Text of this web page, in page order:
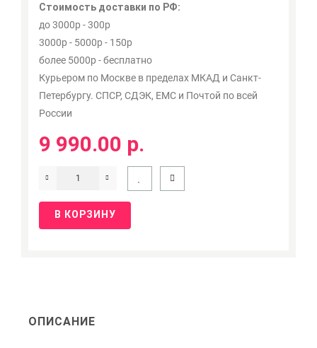
Стоимость доставки по РФ:
до 3000р - 300р
3000р - 5000р - 150р
более 5000р - бесплатно
Курьером по Москве в пределах МКАД и Санкт-
Петербургу. СПСР, СДЭК, ЕМС и Почтой по всей
России
9 990.00 р.
В КОРЗИНУ
ОПИСАНИЕ